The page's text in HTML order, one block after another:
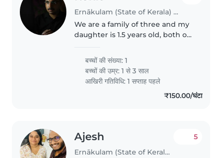
Ernākulam (State of Kerala) में बेबीसिटिंग की नौकरी
We are a family of three and my
daughter is 1.5 years old, both of
looking for someone who can
take care of her during that
hours, specifically we need
someone..
बच्चों की संख्या: 1
बच्चों की उम्र:1 से 3 साल
आखिरी गतिविधि: 1 सप्ताह पहले
₹150.00/घंटा
Ajesh
Ernākulam (State of Kerala) में बेबीसिटिंग की नौकरी
5